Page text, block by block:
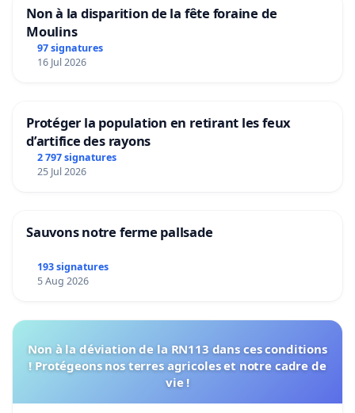
Non à la disparition de la fête foraine de
Moulins
97 signatures
16 Jul 2026
Protéger la population en retirant les feux
d’artifice des rayons
2 797 signatures
25 Jul 2026
Sauvons notre ferme pallsade
193 signatures
5 Aug 2026
Non à la déviation de la RN113 dans ces conditions
! Protégeons nos terres agricoles et notre cadre de
vie !